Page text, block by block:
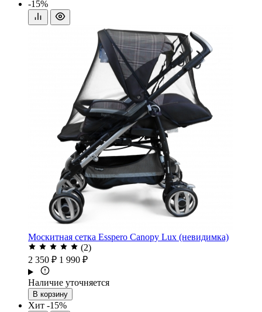
-15%
Москитная сетка Esspero Canopy Lux (невидимка)
(2)
2 350 ₽ 1 990 ₽
Наличие уточняется
В корзину
Хит -15%